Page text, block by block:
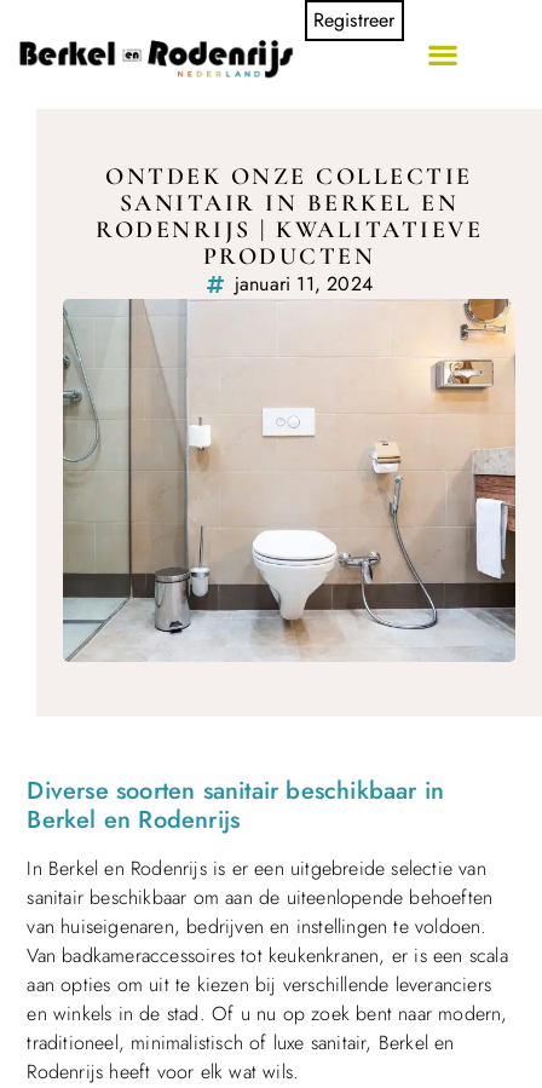
Registreer
ONTDEK ONZE COLLECTIE
SANITAIR IN BERKEL EN
RODENRIJS | KWALITATIEVE
PRODUCTEN
januari 11, 2024
Diverse soorten sanitair beschikbaar in
Berkel en Rodenrijs
In Berkel en Rodenrijs is er een uitgebreide selectie van
sanitair beschikbaar om aan de uiteenlopende behoeften
van huiseigenaren, bedrijven en instellingen te voldoen.
Van badkameraccessoires tot keukenkranen, er is een scala
aan opties om uit te kiezen bij verschillende leveranciers
en winkels in de stad. Of u nu op zoek bent naar modern,
traditioneel, minimalistisch of luxe sanitair, Berkel en
Rodenrijs heeft voor elk wat wils.